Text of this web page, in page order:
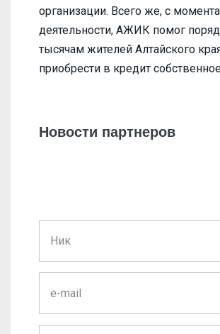
организации. Всего же, с
деятельности, АЖИК помог
тысячам жителей Алтайского
приобрести в кредит
Новости партнеров